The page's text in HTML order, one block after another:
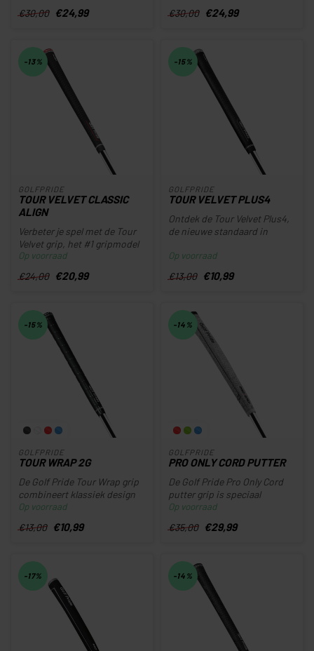
€30,00 €24,99 €30,00 €24,99
-13%
GOLFPRIDE
TOUR VELVET CLASSIC
ALIGN
Verbeter je spel met de Tour
Velvet grip, het #1 gripmodel
op wereldwijde golf t...
Op voorraad
€24,00 €20,99
-15%
GOLFPRIDE
TOUR VELVET PLUS4
Ontdek de Tour Velvet Plus4,
de nieuwe standaard in
Op voorraad
€13,00 €10,99
-15%
GOLFPRIDE
TOUR WRAP 2G
De Golf Pride Tour Wrap grip
combineert klassiek design
met moderne prestaties v...
Op voorraad
€13,00 €10,99
-14%
GOLFPRIDE
PRO ONLY CORD PUTTER
De Golf Pride Pro Only Cord
putter grip is speciaal
ontworpen voor golfers die
Op voorraad
€35,00 €29,99
-17% -14%